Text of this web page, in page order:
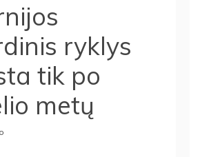
ryklys
tik po
metų